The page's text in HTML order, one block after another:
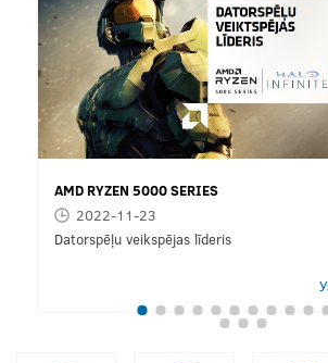
AMD RYZEN 5000 SERIES
2022-11-23
Datorspēļu veikspējas līderis